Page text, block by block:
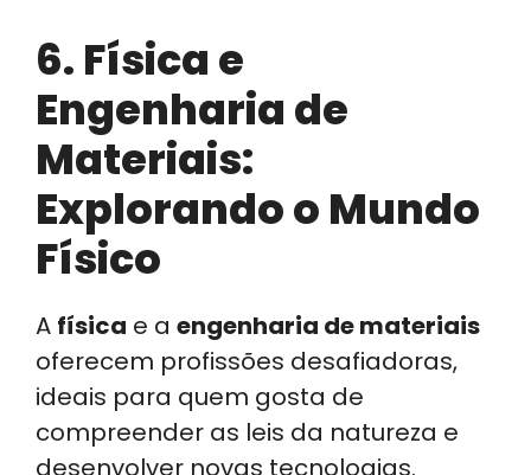
6. Física e
Engenharia de
Materiais:
Explorando o Mundo
Físico
A física e a engenharia de materiais
oferecem profissões desafiadoras,
ideais para quem gosta de
compreender as leis da natureza e
desenvolver novas tecnologias.